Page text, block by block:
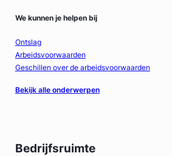
We kunnen je helpen bij
Ontslag
Arbeidsvoorwaarden
Geschillen over de arbeidsvoorwaarden
Bekijk alle onderwerpen
Bedrijfsruimte